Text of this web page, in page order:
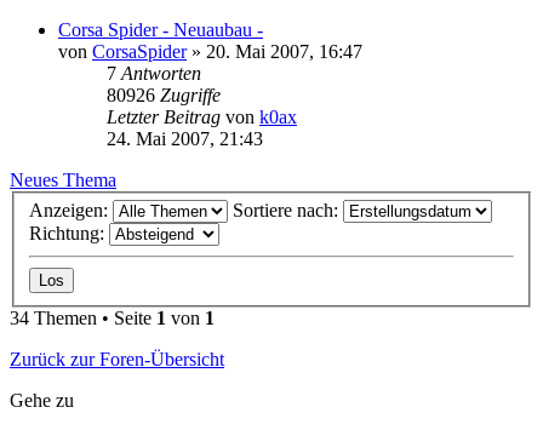
Corsa Spider - Neuaubau -
von CorsaSpider» 20. Mai 2007, 16:47
7 Antworten
80926 Zugriffe
Letzter Beitrag von k0ax
24. Mai 2007, 21:43
Neues Thema
Anzeigen:
Sortiere nach:
Richtung:
34 Themen • Seite 1 von 1
Zurück zur Foren-Übersicht
Gehe zu